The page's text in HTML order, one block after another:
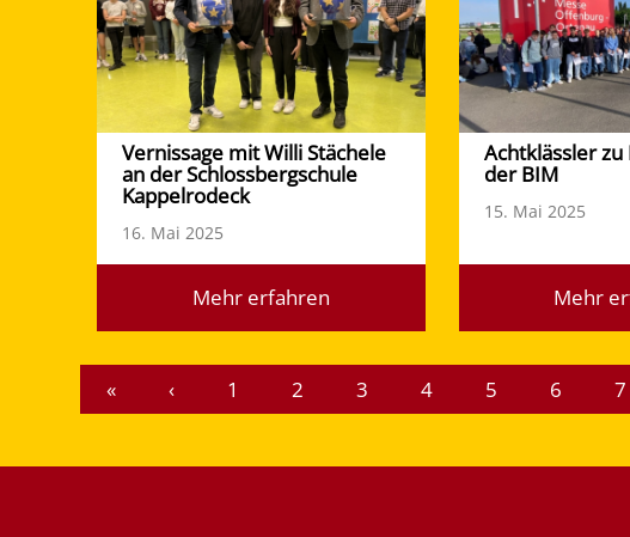
Vernissage mit Willi Stächele
an der Schlossbergschule
Kappelrodeck
16. Mai 2025
Mehr erfahren
Achtklässler zu
der BIM
15. Mai 2025
Mehr
« ‹ 1 2 3 4 5 6 7